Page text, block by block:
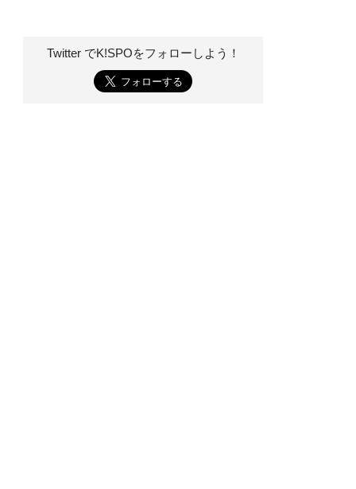
Twitter でK!SPOをフォローしよう！